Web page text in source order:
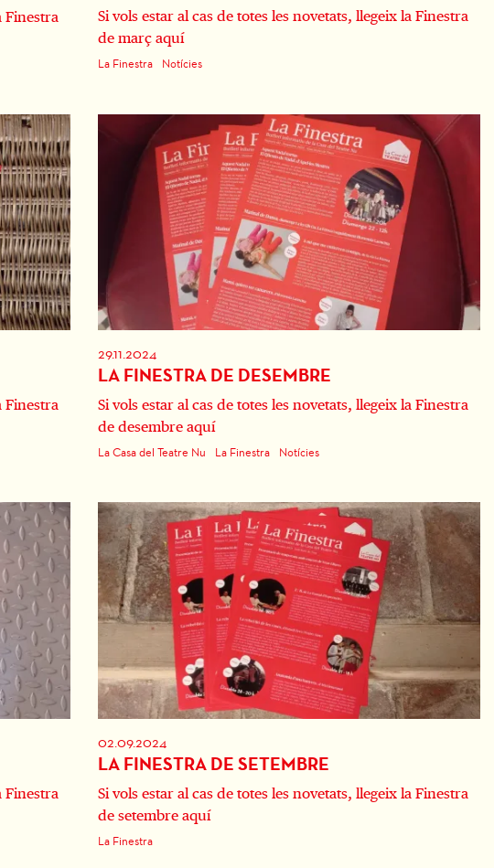
Finestra
Si vols estar al cas de totes les novetats, llegeix la Finestra
de març aquí
La Finestra Notícies
Finestra
29.11.2024
LA FINESTRA DE DESEMBRE
Si vols estar al cas de totes les novetats, llegeix la Finestra
de desembre aquí
La Casa del Teatre Nu La Finestra Notícies
Finestra
02.09.2024
LA FINESTRA DE SETEMBRE
Si vols estar al cas de totes les novetats, llegeix la Finestra
de setembre aquí
La Finestra